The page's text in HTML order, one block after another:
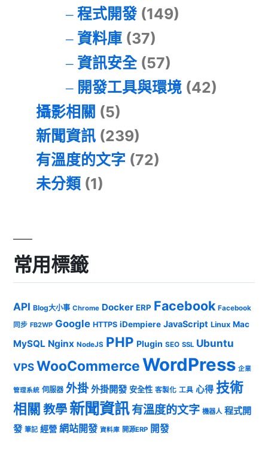
程式開發(149)
資料庫(37)
資訊安全(57)
開發工具與環境(42)
攝影相關 (5)
新聞資訊 (239)
有溫度的文字 (72)
未分類 (1)
常用標籤
API Blog大小事 Chrome Docker ERP Facebook Facebook
同步 FB2WP Google HTTPS iDempiere JavaScript Linux Mac
MySQL Nginx NodeJS PHP Plugin SEO SSL Ubuntu
VPSWooCommerceWordPress 企業
管理系統 伺服器 外掛 外掛開發 安全性 客製化 工具 心得 技術
相關 教學 新聞資訊有溫度的文字 機器人 程式開
發 筆記 經營 網站開發 資料庫 開源ERP 開發